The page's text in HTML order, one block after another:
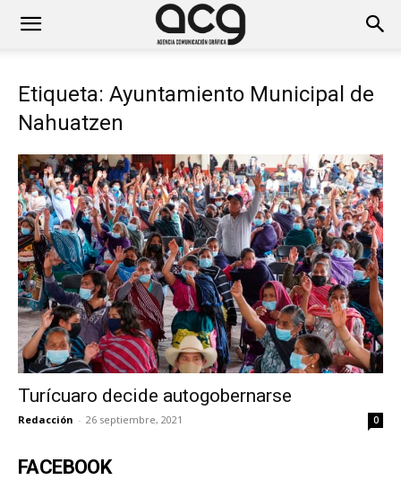
Etiqueta: Ayuntamiento Municipal de
Nahuatzen
Turícuaro decide autogobernarse
Redacción - 26 septiembre, 2021 0
FACEBOOK